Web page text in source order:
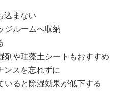
込まない
ジルームへ収納
剤や珪藻土シートもおすすめ
スを忘れずに
いると除湿効果が低下する